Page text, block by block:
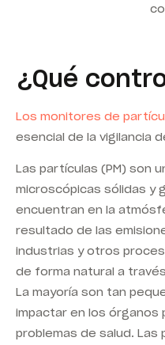
¿Qué
Los monitores de
esencial de la vigilancia
Las partículas (PM) son
microscópicas sólidas y
encuentran en la
resultado de las
industrias y otros
de forma natural a
La mayoría son tan
impactar en los órganos
problemas de salud. Las